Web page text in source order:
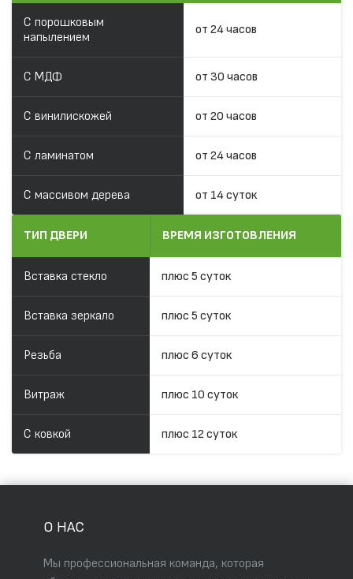
С порошковым
напылением
от 24 часов
С МДФ от 30 часов
С винилискожей от 20 часов
С ламинатом от 24 часов
С массивом дерева от 14 суток
ТИП ДВЕРИ ВРЕМЯ ИЗГОТОВЛЕНИЯ
Вставка стекло плюс 5 суток
Вставка зеркало плюс 5 суток
Резьба плюс 6 суток
Витраж плюс 10 суток
С ковкой плюс 12 суток
О НАС
Мы профессиональная команда, которая